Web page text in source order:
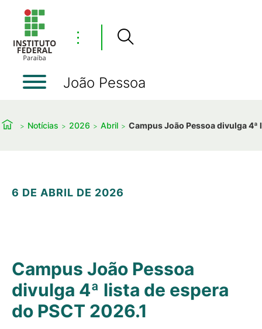
⋮
João Pessoa
Notícias 2026 Abril Campus João Pessoa divulga 4ª
6 DE ABRIL DE 2026
Campus João Pessoa
divulga 4ª lista de espera
do PSCT 2026.1